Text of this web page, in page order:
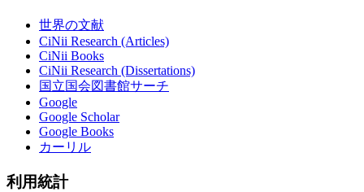
世界の文献
CiNii Research (Articles)
CiNii Books
CiNii Research (Dissertations)
国立国会図書館サーチ
Google
Google Scholar
Google Books
カーリル
利用統計